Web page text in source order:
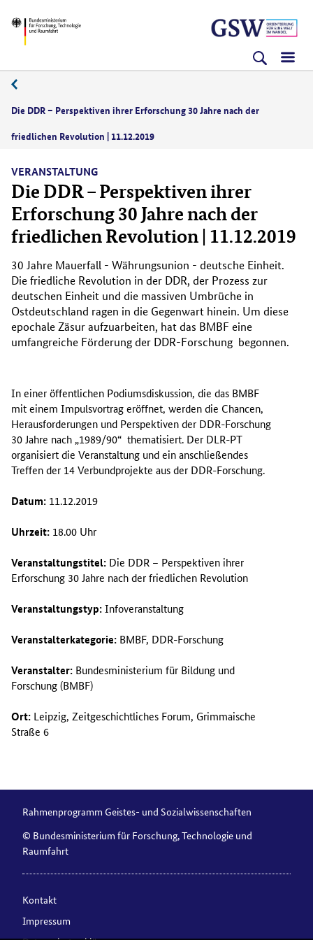
zum
(Eingabetaste)
zum
(Eingabetaste)
zur
(Eingabetaste)
BMFTR
Die DDR – Perspektiven ihrer Erforschung 30 Jahre nach der
friedlichen Revolution | 11.12.2019
VERANSTALTUNG
Die DDR – Perspektiven ihrer
Erforschung 30 Jahre nach der
friedlichen Revolution | 11.12.2019
30 Jahre Mauerfall - Währungsunion - deutsche Einheit.
Die friedliche Revolution in der DDR, der Prozess zur
deutschen Einheit und die massiven Umbrüche in
Ostdeutschland ragen in die Gegenwart hinein. Um diese
epochale Zäsur aufzuarbeiten, hat das BMBF eine
umfangreiche Förderung der DDR-Forschung begonnen.
In einer öffentlichen Podiumsdiskussion, die das BMBF
mit einem Impulsvortrag eröffnet, werden die Chancen,
Herausforderungen und Perspektiven der DDR-Forschung
30 Jahre nach „1989/90“ thematisiert. Der DLR-PT
organisiert die Veranstaltung und ein anschließendes
Treffen der 14 Verbundprojekte aus der DDR-Forschung.
Datum: 11.12.2019
Uhrzeit: 18.00 Uhr
Veranstaltungstitel: Die DDR – Perspektiven ihrer
Erforschung 30 Jahre nach der friedlichen Revolution
Veranstaltungstyp:Infoveranstaltung
Veranstalterkategorie: BMBF, DDR-Forschung
Veranstalter: Bundesministerium für Bildung und
Forschung (BMBF)
Ort: Leipzig, Zeitgeschichtliches Forum, Grimmaische
Straße 6
Rahmenprogramm Geistes- und Sozialwissenschaften
© Bundesministerium für Forschung, Technologie und
Raumfahrt
Kontakt
Impressum